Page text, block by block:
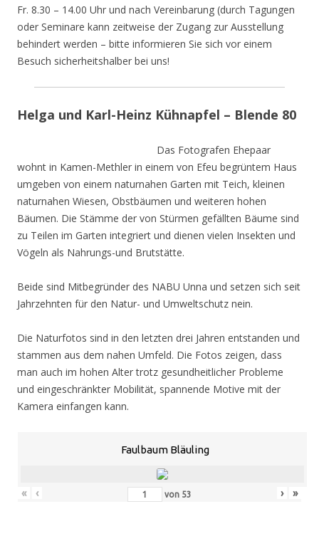
Fr. 8.30 – 14.00 Uhr und nach Vereinbarung (durch Tagungen
oder Seminare kann zeitweise der Zugang zur Ausstellung
behindert werden – bitte informieren Sie sich vor einem
Besuch sicherheitshalber bei uns!
Helga und Karl-Heinz Kühnapfel – Blende 80
Das Fotografen Ehepaar
wohnt in Kamen-Methler in einem von Efeu begrüntem Haus
umgeben von einem naturnahen Garten mit Teich, kleinen
naturnahen Wiesen, Obstbäumen und weiteren hohen
Bäumen. Die Stämme der von Stürmen gefällten Bäume sind
zu Teilen im Garten integriert und dienen vielen Insekten und
Vögeln als Nahrungs-und Brutstätte.
Beide sind Mitbegründer des NABU Unna und setzen sich seit
Jahrzehnten für den Natur- und Umweltschutz nein.
Die Naturfotos sind in den letzten drei Jahren entstanden und
stammen aus dem nahen Umfeld. Die Fotos zeigen, dass
man auch im hohen Alter trotz gesundheitlicher Probleme
und eingeschränkter Mobilität, spannende Motive mit der
Kamera einfangen kann.
Faulbaum Bläuling
« ‹ von 53 › »